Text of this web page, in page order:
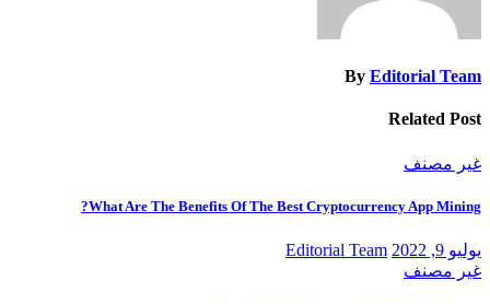
By Editorial Team
Related Post
غير مصنف
What Are The Benefits Of The Best Cryptocurrency App Mining?
يوليو 9, 2022
Editorial Team
غير مصنف